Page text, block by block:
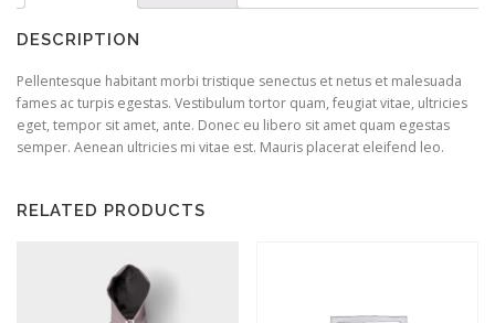
DESCRIPTION
Pellentesque habitant morbi tristique senectus et netus et malesuada
fames ac turpis egestas. Vestibulum tortor quam, feugiat vitae, ultricies
eget, tempor sit amet, ante. Donec eu libero sit amet quam egestas
semper. Aenean ultricies mi vitae est. Mauris placerat eleifend leo.
RELATED PRODUCTS